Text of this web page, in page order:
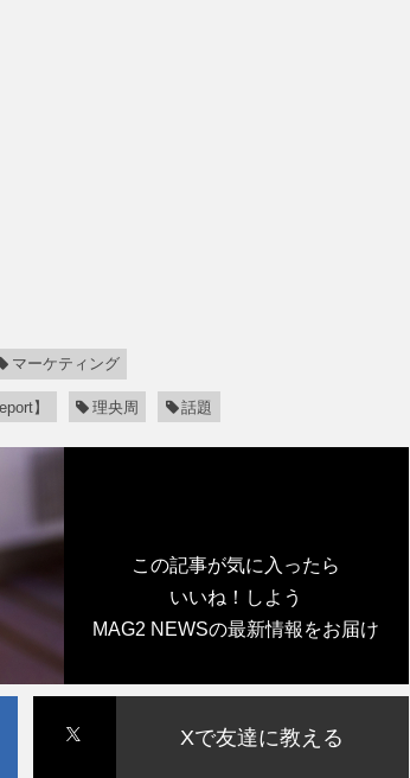
マーケティング
】 理央周 話題
この記事が気に入ったら
いいね！しよう
MAG2 NEWSの最新情報をお届け
Xで友達に教える